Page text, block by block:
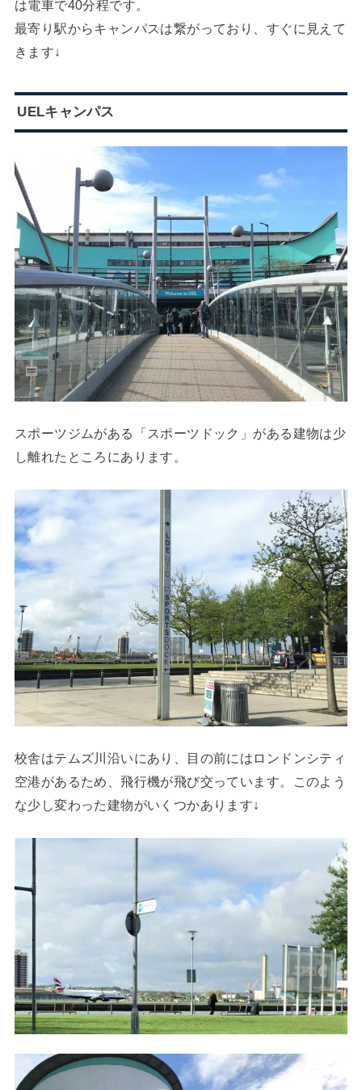
は電車で40分程です。
最寄り駅からキャンパスは繋がっており、すぐに見えて
きます↓
UELキャンパス
スポーツジムがある「スポーツドック」がある建物は少
し離れたところにあります。
校舎はテムズ川沿いにあり、目の前にはロンドンシティ
空港があるため、飛行機が飛び交っています。このよう
な少し変わった建物がいくつかあります↓